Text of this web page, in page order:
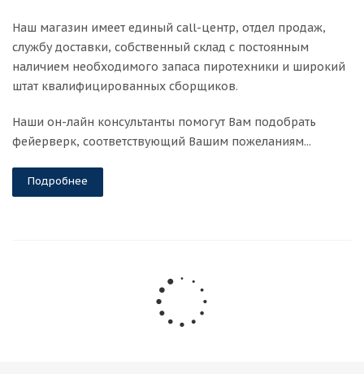
Наш магазин имеет единый call-центр, отдел продаж,
службу доставки, собственный склад c постоянным
наличием необходимого запаса пиротехники и широкий
штат квалифицированных сборщиков.
Наши он-лайн консультанты помогут Вам подобрать
фейерверк, соответствующий Вашим пожеланиям...
Подробнее